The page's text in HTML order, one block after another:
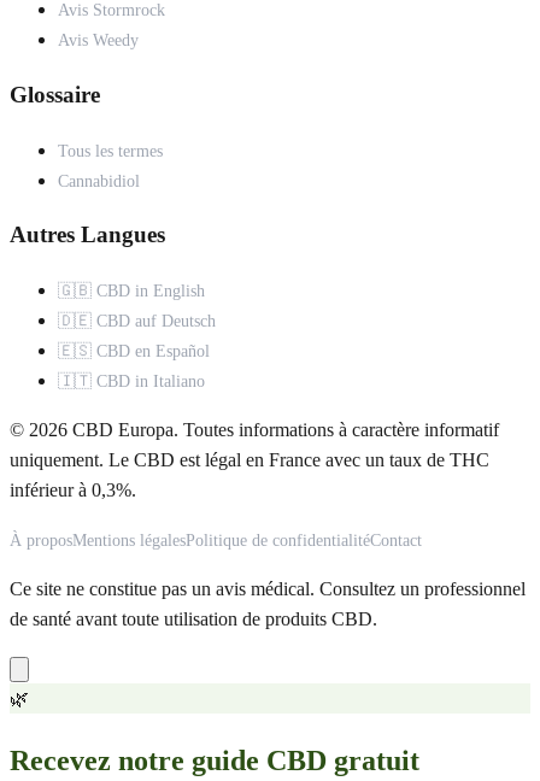
Avis Stormrock
Avis Weedy
Glossaire
Tous les termes
Cannabidiol
Autres Langues
🇬🇧 CBD in English
🇩🇪 CBD auf Deutsch
🇪🇸 CBD en Español
🇮🇹 CBD in Italiano
© 2026 CBD Europa. Toutes informations à caractère informatif
uniquement. Le CBD est légal en France avec un taux de THC
inférieur à 0,3%.
À proposMentions légalesPolitique de confidentialitéContact
Ce site ne constitue pas un avis médical. Consultez un professionnel
de santé avant toute utilisation de produits CBD.
🌿
Recevez notre guide CBD gratuit